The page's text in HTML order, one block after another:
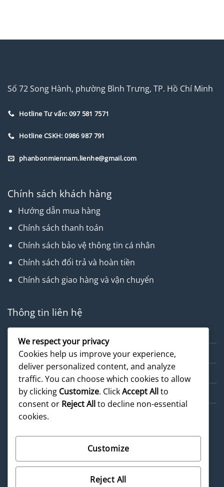
Số 72 Song Hành, phường Bình Trưng, TP. Hồ Chí Minh
Hotline Tư vấn: 097 581 7571
Hotline CSKH: 0986 987 791
phanbonmiennam.lienhe@gmail.com
Chính sách khách hàng
Hướng dẫn mua hàng
Chính sách thanh toán
Chính sách bảo vệ thông tin cá nhân
Chính sách đổi trả và hoàn tiền
Chính sách giao hàng và vận chuyển
Thông tin liên hệ
Dịch vụ
Cẩm nang
Sản phẩm
©
2026 UX Themes
We respect your privacy
Cookies help us improve your experience,
deliver personalized content, and analyze
traffic. You can choose which cookies to allow
by clicking Customize. ClickAccept Allto
consent or Reject Allto decline non-essential
cookies.
Customize
Reject All